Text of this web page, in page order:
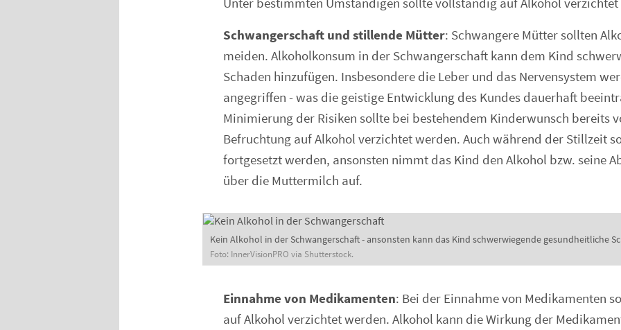
Schwangerschaft und stillende Mütter: Schwangere Mütter sollten
meiden. Alkoholkonsum in der Schwangerschaft kann dem Kind
Schaden hinzufügen. Insbesondere die Leber und das Nervensystem
angegriffen - was die geistige Entwicklung des Kundes dauerhaft
Minimierung der Risiken sollte bei bestehendem Kinderwunsch bereits
Befruchtung auf Alkohol verzichtet werden. Auch während der Stillzeit
fortgesetzt werden, ansonsten nimmt das Kind den Alkohol bzw. seine
über die Muttermilch auf.
Kein Alkohol in der Schwangerschaft - ansonsten kann das Kind schwerwiegende gesundheitliche
Foto: InnerVisionPRO via Shutterstock.
Einnahme von Medikamenten: Bei der Einnahme von Medikamenten
auf Alkohol verzichtet werden. Alkohol kann die Wirkung der